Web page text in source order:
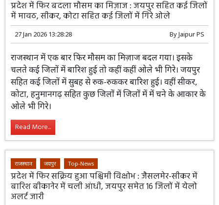
प्रदेश में फिर बदला मौसम का मिज़ाज : जयपुर सहित कई जिलों
में मावठ, सीकर, कोटा सहित कई जिलों में गिरे ओले
27 Jan 2026 13:28:28 By Jaipur PS
राजस्थान में एक बार फिर मौसम का मिज़ाज बदल गया। इसके
चलते कई जिलों में बारिश हुई तो कहीं कहीं ओले भी गिरे। जयपुर
सहित कई जिलों में सुबह से रुक-रुककर बारिश हुई। वहीं सीकर,
कोटा, हनुमानगढ़ सहित कुछ जिलों में जिलों में में चने के आकार के
ओले भी गिरे।
Read More...
राजस्थान